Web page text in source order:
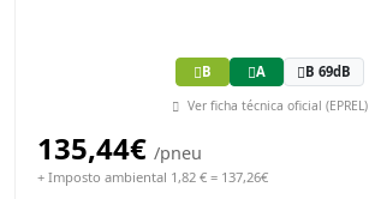
B A B 69dB
Ver ficha técnica oficial (EPREL)
135,44€ /pneu
+ Imposto ambiental 1,82 € = 137,26€